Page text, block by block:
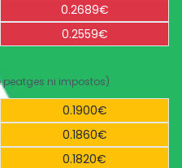
0.2689€
0.2559€
peatges ni impostos)
0.1900€
0.1860€
0.1820€